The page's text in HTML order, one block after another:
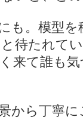
も。模型
待たれて
来て誰も
から丁寧